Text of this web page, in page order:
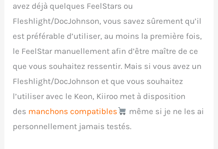
avez déjà quelques FeelStars ou
Fleshlight/DocJohnson, vous savez sûrement qu’il
est préférable d’utiliser, au moins la première fois,
le FeelStar manuellement afin d’être maître de ce
que vous souhaitez ressentir. Mais si vous avez un
Fleshlight/DocJohnson et que vous souhaitez
l’utiliser avec le Keon, Kiiroo met à disposition
des manchons compatibles
même si je ne les ai
personnellement jamais testés.